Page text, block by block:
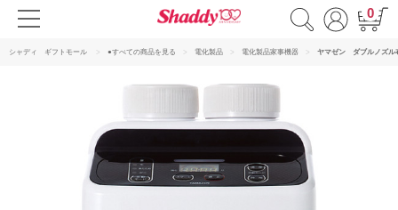
0
シャディ ギフトモール ●すべての商品を見る 電化製品 電化製品家事機器 ヤマゼン ダブルノズル